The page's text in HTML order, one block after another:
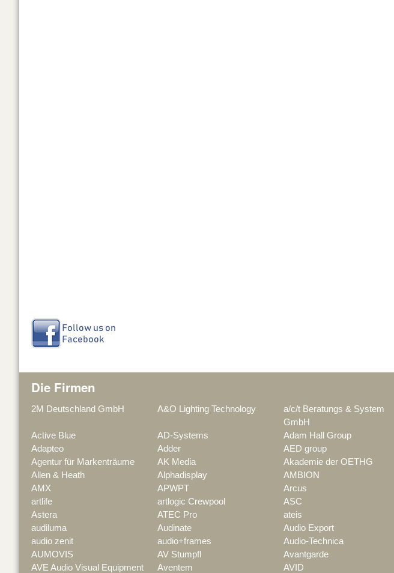
Die Firmen
2M Deutschland GmbH A&O Lighting Technology
a/c/t Beratungs & System
GmbH
Active Blue
AD-Systems Adam Hall Group
Adapteo
Adder AED group
Agentur für Markenträume
AK Media Akademie der OETHG
Allen & Heath
Alphadisplay AMBION
AMX
APWPT Arcus
artlife
artlogic Crewpool ASC
Astera
ATEC Pro ateis
audiluma
Audinate Audio Export
audio zenit
audio+frames Audio-Technica
AUMOVIS
AV Stumpfl Avantgarde
AVE Audio Visual Equipment
Aventem AVID